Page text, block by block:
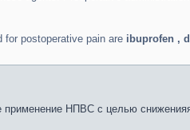
for postoperative pain are ibuprofen ,
НПВС с целью